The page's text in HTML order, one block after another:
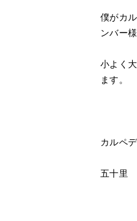
僕がカ
ンバー
小よく
ます。
カルペ
五十里